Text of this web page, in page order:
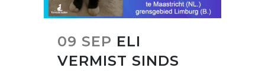
09 SEP ELI
VERMIST SINDS